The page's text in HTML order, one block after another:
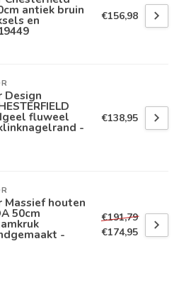
antiek bruin
en €156,98
Design
fluweel
-
€138,95
Massief houten
50cm
-
€191,79
€174,95